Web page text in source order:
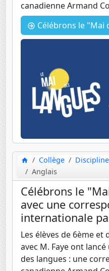
canadienne Armand
Célébrons le "Mai des Langues" avec une
Collège
Anglais
Célébrons le
avec une
internationale
Les élèves de 6ème et
avec M. Faye ont
des langues : une